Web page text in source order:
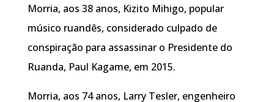
Morria, aos 38 anos, Kizito Mihigo, popular
músico ruandês, considerado culpado de
conspiração para assassinar o Presidente do
Ruanda, Paul Kagame, em 2015.
Morria, aos 74 anos, Larry Tesler, engenheiro